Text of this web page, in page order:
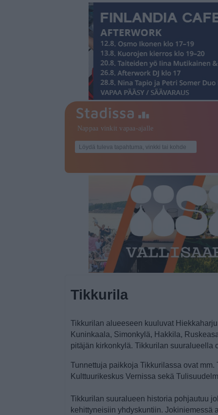
Tikkurila
Tikkurilan alueeseen kuuluvat
Kuninkaala, Simonkylä, Hakkila,
pitäjän kirkonkylä. Tikkurilan suuralueella
Tunnettuja paikkoja Tikkurilassa ovat mm.
Kulttuurikeskus Vernissa sekä
Tikkurilan suuralueen historia pohjautuu
kehittyneisiin yhdyskuntiin. Jokiniemessä